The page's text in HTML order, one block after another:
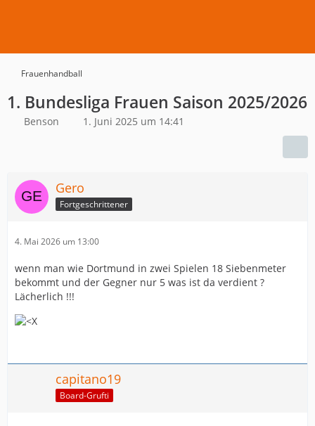
Frauenhandball
1. Bundesliga Frauen Saison 2025/2026
Benson 1. Juni 2025 um 14:41
Gero
Fortgeschrittener
4. Mai 2026 um 13:00
wenn man wie Dortmund in zwei Spielen 18 Siebenmeter
bekommt und der Gegner nur 5 was ist da verdient ?
Lächerlich !!!
capitano19
Board-Grufti